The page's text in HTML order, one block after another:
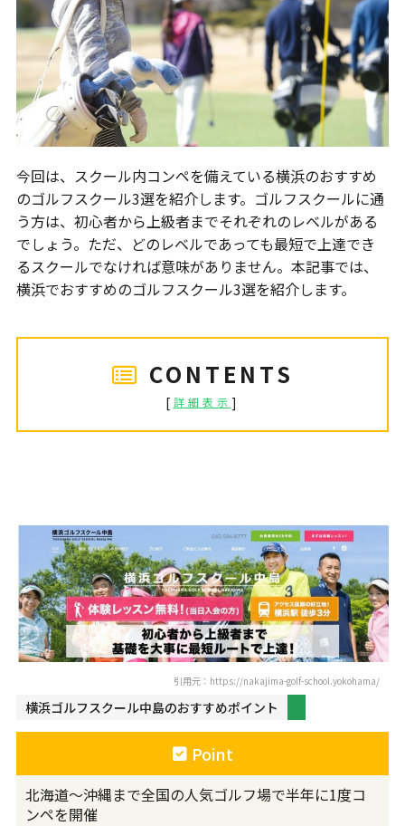
今回は、スクール内コンペを備えている横浜のおすすめ
のゴルフスクール3選を紹介します。ゴルフスクールに通
う方は、初心者から上級者までそれぞれのレベルがある
でしょう。ただ、どのレベルであっても最短で上達でき
るスクールでなければ意味がありません。本記事では、
横浜でおすすめのゴルフスクール3選を紹介します。
CONTENTS
[ 詳細表示 ]
引用元：https://nakajima-golf-school.yokohama/
横浜ゴルフスクール中島のおすすめポイント
Point
北海道～沖縄まで全国の人気ゴルフ場で半年に1度コ
ンペを開催